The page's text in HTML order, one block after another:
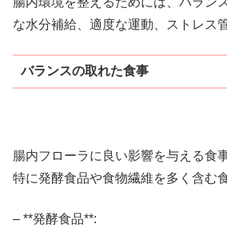
な水分補給、適度な運動、ストレス
バランスの取れた食事
腸内フローラに良い影響を与える食
特に発酵食品や食物繊維を多く含む
– **発酵食品**: